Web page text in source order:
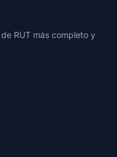
RUT más completo y